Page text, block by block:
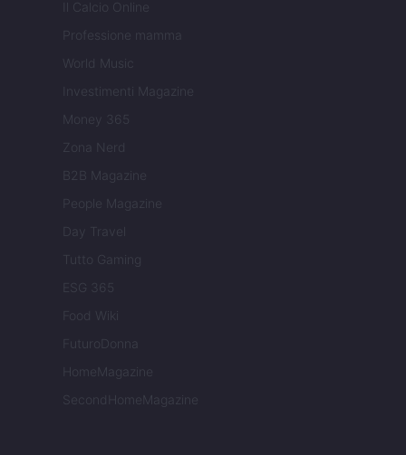
Il Calcio Online
Professione mamma
World Music
Investimenti Magazine
Money 365
Zona Nerd
B2B Magazine
People Magazine
Day Travel
Tutto Gaming
ESG 365
Food Wiki
FuturoDonna
HomeMagazine
SecondHomeMagazine